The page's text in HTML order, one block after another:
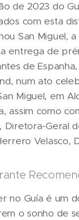
de 2023 do
com esta
San Miguel,
entrega de
de
num ato
Miguel, em
assim como
Diretora-Geral
Velasco,
no Guía é um
o sonho de